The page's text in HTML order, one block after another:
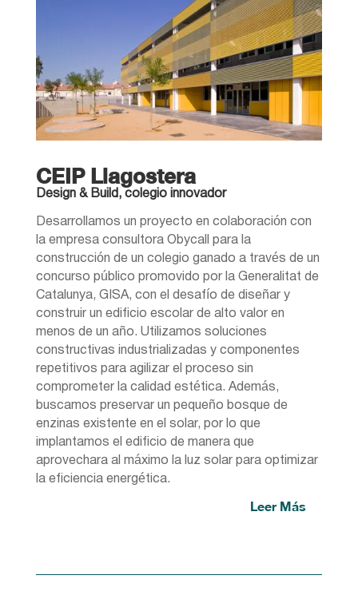
CEIP Llagostera
Design & Build, colegio innovador
Desarrollamos un proyecto en colaboración con
la empresa consultora Obycall para la
construcción de un colegio ganado a través de un
concurso público promovido por la Generalitat de
Catalunya, GISA, con el desafío de diseñar y
construir un edificio escolar de alto valor en
menos de un año. Utilizamos soluciones
constructivas industrializadas y componentes
repetitivos para agilizar el proceso sin
comprometer la calidad estética. Además,
buscamos preservar un pequeño bosque de
enzinas existente en el solar, por lo que
implantamos el edificio de manera que
aprovechara al máximo la luz solar para optimizar
la eficiencia energética.
Leer Más